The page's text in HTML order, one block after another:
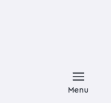
Menu